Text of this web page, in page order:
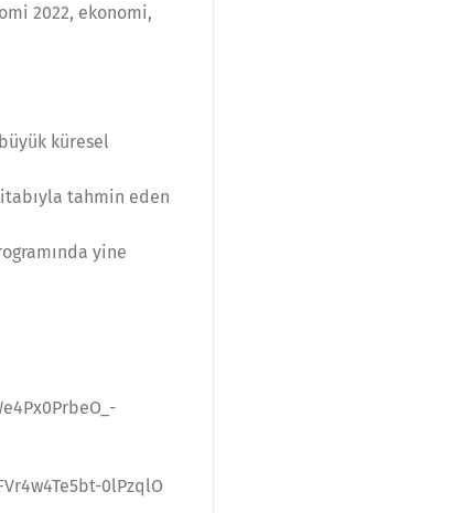
2022, ekonomi,
küresel
tahmin eden
yine
0lPzqlO